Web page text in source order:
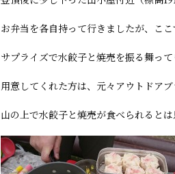
お弁当を各自持って行きましたが、こ
サプライズで水餃子と焼売を振る舞って
用意してくれた方は、元々アウトドア
山の上で水餃子と焼売が食べられると